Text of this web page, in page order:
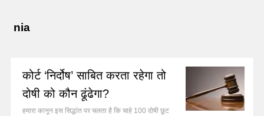
nia
कोर्ट ‘निर्दोष’ साबित करता रहेगा तो
दोषी को कौन ढूंढेगा?
हमारा कानून इस सिद्धांत पर चलता है कि चाहे 100 दोषी छूट